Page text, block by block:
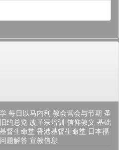
每日以马内利 教会营会与节期 圣
旧约总览 改革宗培训 信仰教义 基础
督生命堂 香港基督生命堂 日本福
题解答 宣教信息